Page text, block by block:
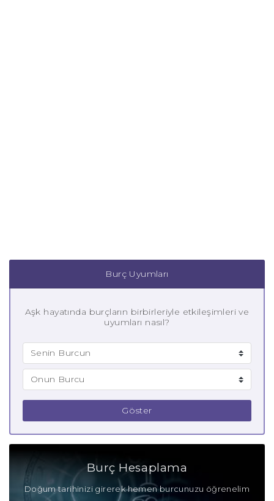
Burç Uyumları
Aşk hayatında burçların birbirleriyle etkileşimleri ve
uyumları nasıl?
Göster
Burç Hesaplama
Doğum tarihinizi girerek hemen burcunuzu öğrenelim